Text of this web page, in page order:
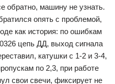
обратно, машину не узнать.
опять с проблемой,
как история: по ошибкам
цепь ДД, выход сигнала
катушки с 1-2 и 3-4,
по 2,3, при работе
свои свечи, фиксирует не